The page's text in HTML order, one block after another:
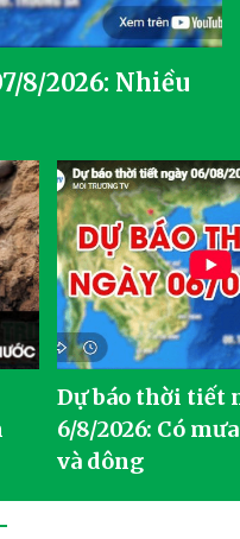
8/2026: Nhiều
Dự báo thời tiết
6/8/2026: Có
và dông